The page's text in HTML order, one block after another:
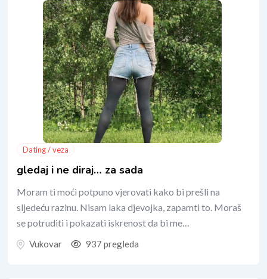
Dating / veza
gledaj i ne diraj… za sada
Moram ti moći potpuno vjerovati kako bi prešli na
sljedeću razinu. Nisam laka djevojka, zapamti to. Moraš
se potruditi i pokazati iskrenost da bi me…
Vukovar 937 pregleda